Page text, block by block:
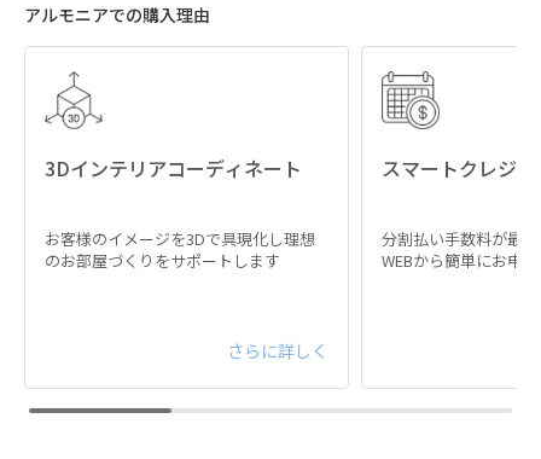
アルモニアでの購入理由
3Dインテリアコーディネート
お客様のイメージを3Dで具現化し理想
のお部屋づくりをサポートします
さらに詳しく
スマートクレジ
分割払い手数料が最
WEBから簡単にお申